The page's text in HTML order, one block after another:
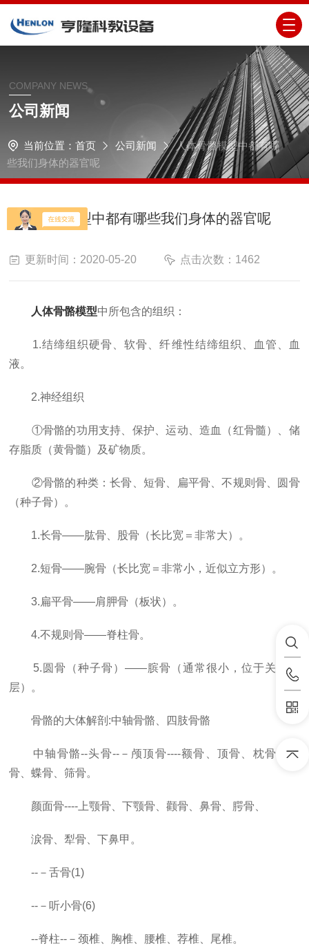
COMPANY NEWS
公司新闻
当前位置： 首页 公司新闻
人体骨骼模型中都有哪
些我们身体的器官呢
人体骨骼模型中都有哪些我们身体的器官呢
更新时间：2020-05-20 点击次数：1462
人体骨骼模型中所包含的组织：
1.结缔组织硬骨、软骨、纤维性结缔组织、血管、血
液。
2.神经组织
①骨骼的功用支持、保护、运动、造血（红骨髓）、储
存脂质（黄骨髓）及矿物质。
②骨骼的种类：长骨、短骨、扁平骨、不规则骨、圆骨
（种子骨）。
1.长骨——肱骨、股骨（长比宽＝非常大）。
2.短骨——腕骨（长比宽＝非常小，近似立方形）。
3.扁平骨——肩胛骨（板状）。
4.不规则骨——脊柱骨。
5.圆骨（种子骨）——膑骨（通常很小，位于关节内
层）。
骨骼的大体解剖:中轴骨骼、四肢骨骼
中轴骨骼--头骨--－颅顶骨----额骨、顶骨、枕骨、颞
骨、蝶骨、筛骨。
颜面骨----上颚骨、下颚骨、颧骨、鼻骨、腭骨、
涙骨、犁骨、下鼻甲。
--－舌骨(1)
--－听小骨(6)
--脊柱--－颈椎、胸椎、腰椎、荐椎、尾椎。